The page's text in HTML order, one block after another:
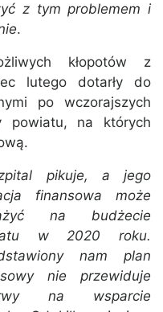
z tym problemem i
.
kłopotów z
lutego dotarły do
po wczorajszych
powiatu, na których
pikuje, a jego
finansowa może
na budżecie
w 2020 roku.
nam plan
nie przewiduje
na wsparcie